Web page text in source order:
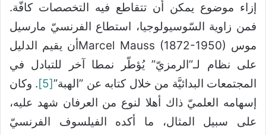
إزاء موضوع يمكن أن تتقاطع فيه التخصصات كافّة.
فمن زاوية السّوسيولوجيا، استطاع الفرنسيّ مارسيل
موس Marcel Mauss (1872-1950)أن يقيم الدليل
على نظام لـ”الرمزيّ” يُؤطّر نمطا آخر للتبادل في
المجتمعات البدائيَّة من خلال كتابه عن ”الهبة”[5]
. وكان
إسهامه العلميّ ذاك أهلا لنوع من العرفان شهد عليه،
على سبيل المثال، ما أكده الفيلسوف الفرنسيّ